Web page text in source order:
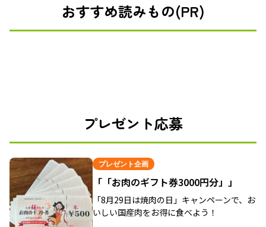
おすすめ読みもの(PR)
プレゼント応募
プレゼント企画
「「お肉のギフト券3000円分」」
「8月29日は焼肉の日」キャンペーンで、お
いしい国産肉をお得に食べよう！